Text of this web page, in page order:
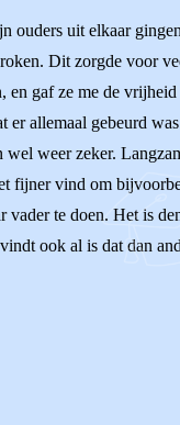
ouders uit elkaar
Dit zorgde voor
en gaf ze me de
er allemaal gebeurd
weer zeker.
fijner vind om
vader te doen. Het is
ook al is dat dan